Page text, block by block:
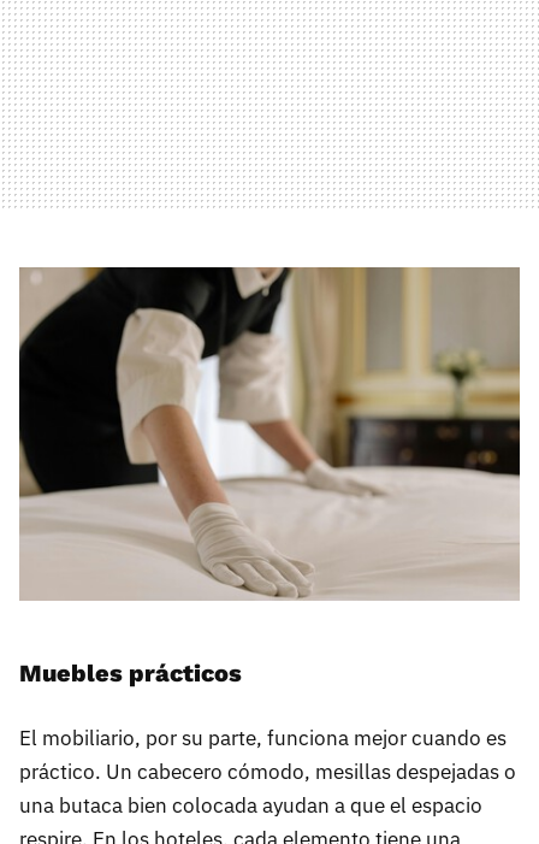
Muebles prácticos
El mobiliario, por su parte, funciona mejor cuando es
práctico. Un cabecero cómodo, mesillas despejadas o
una butaca bien colocada ayudan a que el espacio